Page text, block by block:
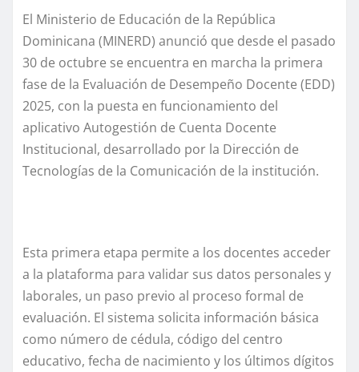
El Ministerio de Educación de la República
Dominicana (MINERD) anunció que desde el pasado
30 de octubre se encuentra en marcha la primera
fase de la Evaluación de Desempeño Docente (EDD)
2025, con la puesta en funcionamiento del
aplicativo Autogestión de Cuenta Docente
Institucional, desarrollado por la Dirección de
Tecnologías de la Comunicación de la institución.
Esta primera etapa permite a los docentes acceder
a la plataforma para validar sus datos personales y
laborales, un paso previo al proceso formal de
evaluación. El sistema solicita información básica
como número de cédula, código del centro
educativo, fecha de nacimiento y los últimos dígitos